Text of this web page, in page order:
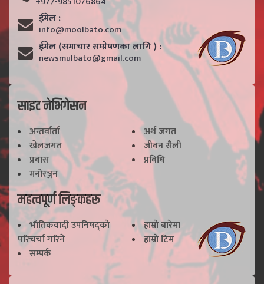
ईमेल :
info@moolbato.com
ईमेल (समाचार सम्प्रेषणका लागि ) :
newsmulbato@gmail.com
साइट नेभिगेसन
अन्तर्वार्ता
अर्थ जगत
खेलजगत
जीवन सैली
प्रवास
प्रविधि
मनोरञ्जन
महत्वपूर्ण लिङ्कहरू
भाैतिकवादी उपनिषद्काे
परिचर्चा गरिने
हाम्राे बारेमा
हाम्राे टिम
सम्पर्क